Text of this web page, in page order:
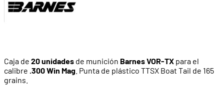
Caja de 20 unidades de munición Barnes VOR-TX para el
calibre .300 Win Mag . Punta de plástico TTSX Boat Tail de 165
grains.